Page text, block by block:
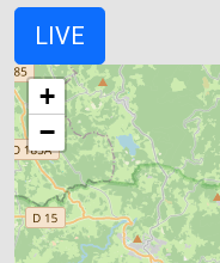
LIVE
+
−